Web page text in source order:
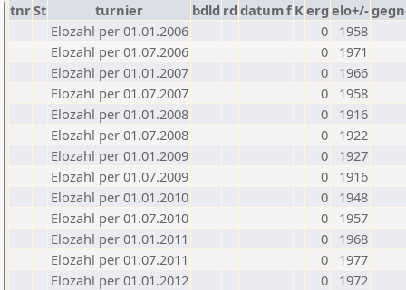
tnrSt turnier bdld rd datumf Kerg elo+/-
Elozahl per 01.01.2006
0
1958
Elozahl per 01.07.2006
0
1971
Elozahl per 01.01.2007
0
1966
Elozahl per 01.07.2007
0
1958
Elozahl per 01.01.2008
0
1916
Elozahl per 01.07.2008
0
1922
Elozahl per 01.01.2009
0
1927
Elozahl per 01.07.2009
0
1916
Elozahl per 01.01.2010
0
1948
Elozahl per 01.07.2010
0
1957
Elozahl per 01.01.2011
0
1968
Elozahl per 01.07.2011
0
1977
Elozahl per 01.01.2012
0
1972